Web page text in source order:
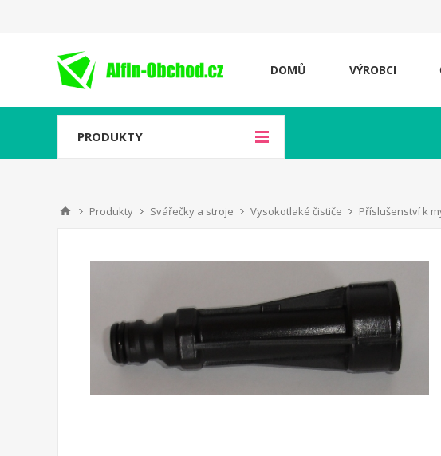
DOMŮ VÝROBCI
PRODUKTY
Produkty Svářečky a stroje Vysokotlaké čističe Příslušenství k